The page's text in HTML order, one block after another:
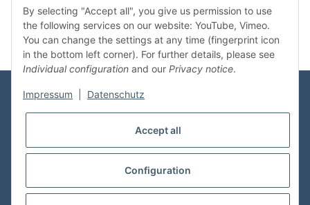
Categories
Shop Service
* All prices incl. VAT, plusshipping fees
By selecting "Accept all", you give us permission to use
the following services on our website: YouTube, Vimeo.
You can change the settings at any time (fingerprint icon
in the bottom left corner). For further details, please see
Individual configuration and our Privacy notice.
Impressum Datenschutz
Accept all
Configuration